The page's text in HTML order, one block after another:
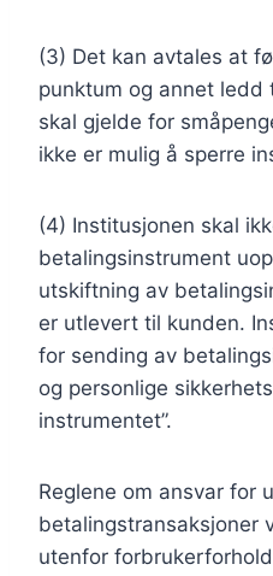
(3) Det kan avtales at
punktum og annet ledd
skal gjelde for
ikke er mulig å sperre
(4) Institusjonen skal
betalingsinstrument
utskiftning av
er utlevert til kunden.
for sending av
og personlige
instrumentet”.
Reglene om ansvar for
betalingstransaksjoner
utenfor